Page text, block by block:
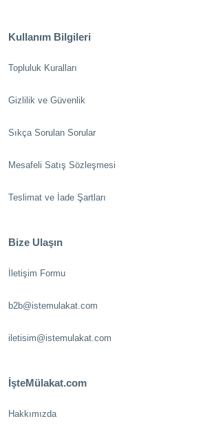
Kullanım Bilgileri
Topluluk Kuralları
Gizlilik ve Güvenlik
Sıkça Sorulan Sorular
Mesafeli Satış Sözleşmesi
Teslimat ve İade Şartları
Bize Ulaşın
İletişim Formu
b2b@istemulakat.com
iletisim@istemulakat.com
İşteMülakat.com
Hakkımızda